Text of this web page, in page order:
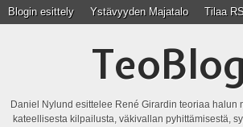
Blogin esittely Ystävyyden Majatalo Tilaa
Daniel Nylund esittelee René Girardin teoriaa halun
kateellisesta kilpailusta, väkivallan pyhittämisestä,